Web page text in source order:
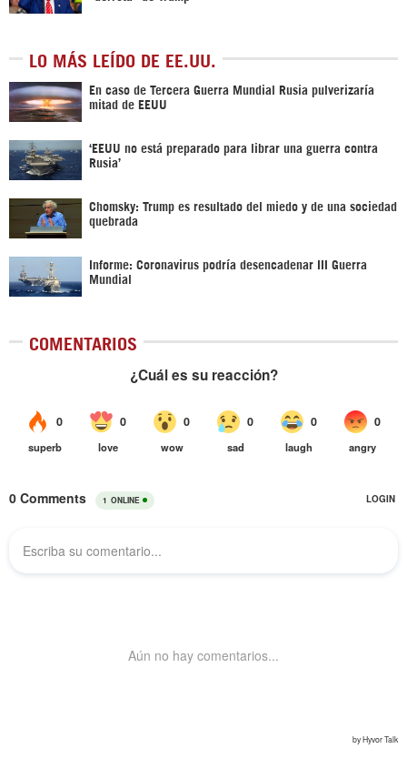
LO MÁS LEÍDO DE EE.UU.
En caso de Tercera Guerra Mundial Rusia pulverizaría
mitad de EEUU
‘EEUU no está preparado para librar una guerra contra
Rusia’
Chomsky: Trump es resultado del miedo y de una sociedad
quebrada
Informe: Coronavirus podría desencadenar III Guerra
Mundial
COMENTARIOS